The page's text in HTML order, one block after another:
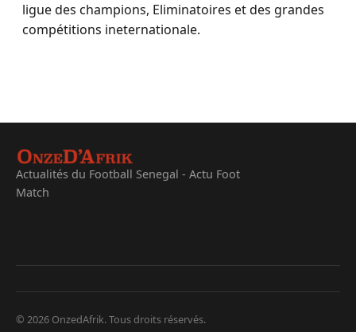
ligue des champions, Eliminatoires et des grandes
compétitions ineternationale.
Actualités du Football Senegal - Actu Foot
Match
© 2026 OnzedAfrik. Tous droits réservés.